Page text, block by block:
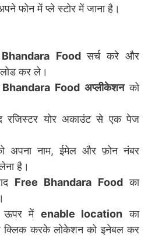
फोन में प्ले स्टोर में जाना है।
Foodसर्च करे और
कर ले।
Food अप्लीकेशनको
योर अकाउंट से एक पेज
अपना नाम, ईमेल और फ़ोन नंबर
है।
Free Bhandara Foodका
में enable location का
क्लिक करके लोकेशन को इनेबल कर